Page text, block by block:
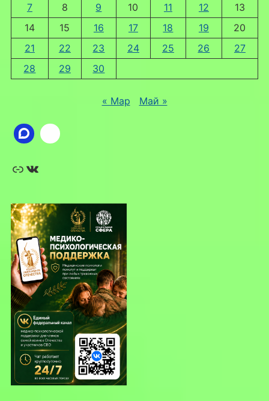
7
8 9 10 11 12
13
14
15 16 17 18 19
20
21
22 23 24 25 26
27
28
29 30
« Мар Май »
Ссылка